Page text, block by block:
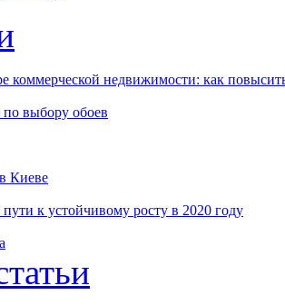
коммерческой недвижимости: как
выбору обоев
Киеве
к устойчивому росту в 2020 году